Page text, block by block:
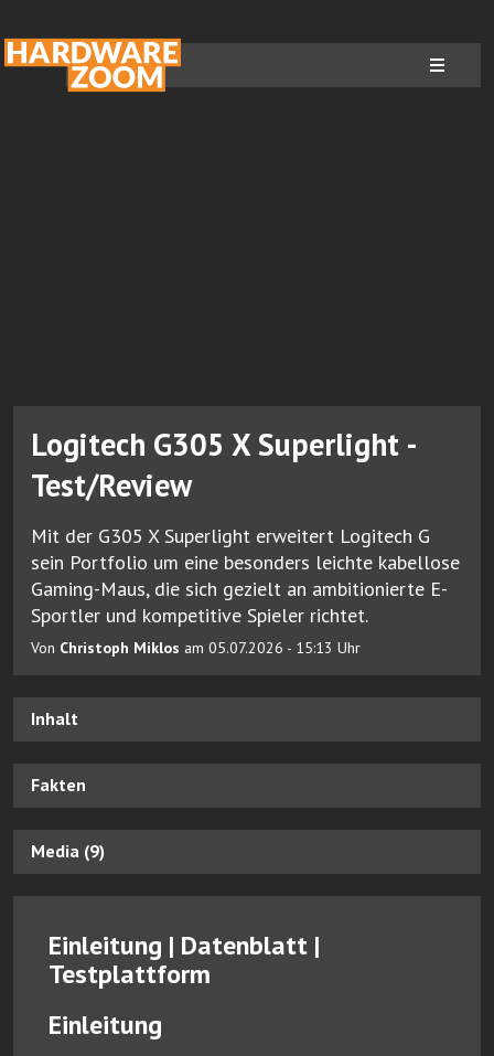
Logitech G305 X Superlight -
Test/Review
Mit der G305 X Superlight erweitert Logitech G
sein Portfolio um eine besonders leichte kabellose
Gaming-Maus, die sich gezielt an ambitionierte E-
Sportler und kompetitive Spieler richtet.
Von Christoph Miklos am 05.07.2026 - 15:13 Uhr
Inhalt
Fakten
Media (9)
Einleitung | Datenblatt |
Testplattform
Einleitung